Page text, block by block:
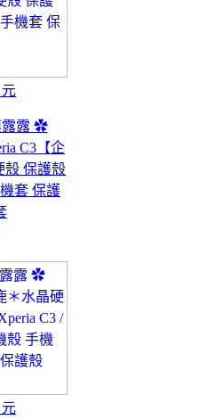
元
露 ✿
C3【企
殼 保護殼
套 保護
元